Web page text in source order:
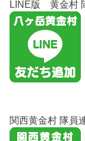
LINE版 黄金村
関西黄金村 隊員